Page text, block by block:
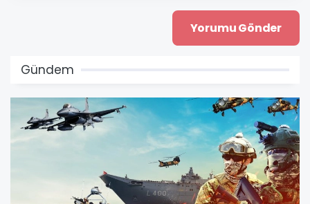
Gündem